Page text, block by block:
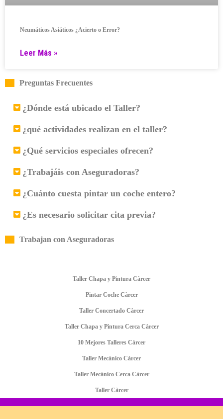
Neumáticos Asiáticos ¿Acierto o Error?
Leer Más »
Preguntas Frecuentes
¿Dónde está ubicado el Taller?
¿qué actividades realizan en el taller?
¿Qué servicios especiales ofrecen?
¿Trabajáis con Aseguradoras?
¿Cuánto cuesta pintar un coche entero?
¿Es necesario solicitar cita previa?
Trabajan con Aseguradoras
Taller Chapa y Pintura Càrcer
Pintar Coche Càrcer
Taller Concertado Càrcer
Taller Chapa y Pintura Cerca Càrcer
10 Mejores Talleres Càrcer
Taller Mecánico Càrcer
Taller Mecánico Cerca Càrcer
Taller Càrcer